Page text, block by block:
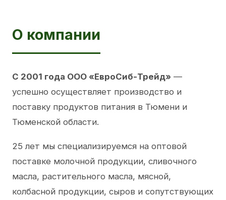
О компании
С 2001 года ООО «ЕвроСиб-Трейд» —
успешно осуществляет производство и
поставку продуктов питания в Тюмени и
Тюменской области.
25 лет мы специализируемся на оптовой
поставке молочной продукции, сливочного
масла, растительного масла, мясной,
колбасной продукции, сыров и сопутствующих